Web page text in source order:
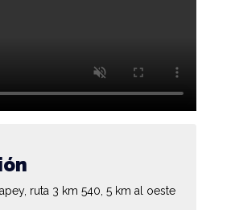
ruta 3 km 540, 5 km al oeste